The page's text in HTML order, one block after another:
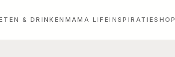
& DRINKEN MAMA LIFEINSPIRATIESHOP